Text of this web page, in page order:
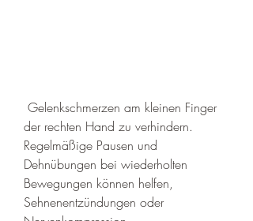
der rechten Hand zu verhindern.
Regelmäßige Pausen und
Dehnübungen bei wiederholten
Bewegungen können helfen,
Sehnenentzündungen oder